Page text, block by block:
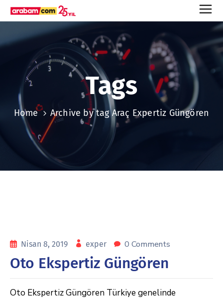
Tags
Home Archive by tag Araç Expertiz Güngören
Nisan 8, 2019 exper 0 Comments
Oto Ekspertiz Güngören
Oto Ekspertiz Güngören Türkiye genelinde